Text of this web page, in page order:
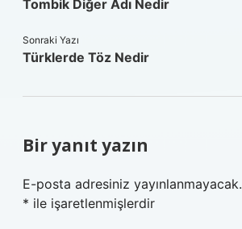
Tombik Diğer Adı Nedir
Sonraki Yazı
Türklerde Töz Nedir
Bir yanıt yazın
E-posta adresiniz yayınlanmayacak.
* ile işaretlenmişlerdir